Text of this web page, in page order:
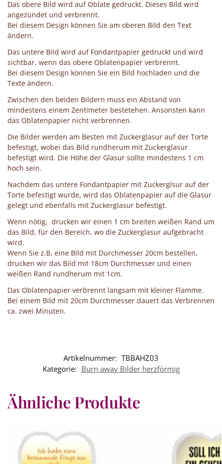
Das obere Bild wird auf Oblate gedruckt. Dieses Bild wird
angezündet und verbrennt.
Bei diesem Design können Sie am oberen Bild den Text
ändern.
Das untere Bild wird auf Fondantpapier gedruckt und wird
sichtbar, wenn das obere Oblatenpapier verbrennt.
Bei diesem Design können Sie ein Bild hochladen und die
Texte ändern.
Zwischen den beiden Bildern muss ein Abstand von
mindestens einem Zentimeter bestetehen. Ansonsten kann
das Oblatenpapier nicht verbrennen.
Die Bilder werden am Besten mit Zuckerglasur auf der Torte
befestigt, wobei das Bild rundherum mit Zuckerglasur
befestigt wird. Die Höhe der Glasur sollte mindestens 1 cm
hoch sein.
Nachdem das untere Fondantpapier mit Zuckerglsur auf der
Torte befestigt wurde, wird das Oblatenpapier auf die Glasur
gelegt und ebenfalls mit Zuckerglasur befestigt.
Wenn nötig, drucken wir einen 1 cm breiten weißen Rand um
das Bild, für den Bereich, wo die Zuckerglasur aufgebracht
wird.
Wenn Sie z.B. eine Bild mit Durchmesser 20cm bestellen,
drucken wir das Bild mit 18cm Durchmesser und einen
weißen Rand rundherum mit 1cm.
Das Oblatenpapier verbrennt langsam mit kleiner Flamme.
Bei einem Bild mit 20cm Durchmesser dauert das Verbrennen
ca. zwei Minuten.
Artikelnummer: TBBAHZ03
Kategorie: Burn away Bilder herzförmig
Ähnliche Produkte